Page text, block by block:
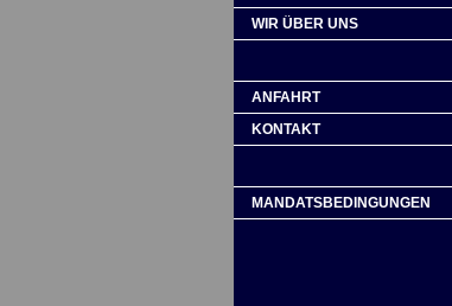
WIR ÜBER UNS
ANFAHRT
KONTAKT
MANDATSBEDINGUNGEN